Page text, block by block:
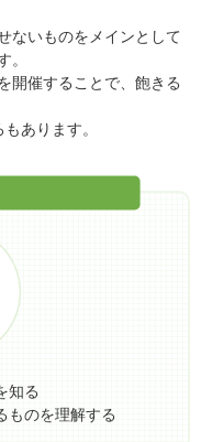
ないものをメインとして
。
開催することで、飽きる
あります。
知る
ものを理解する